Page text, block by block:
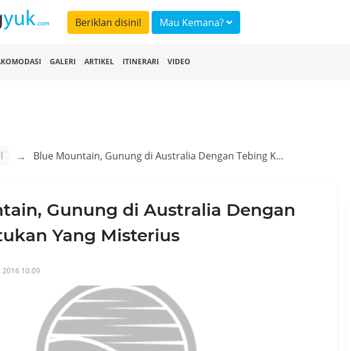
Beriklan disini! Mau Kemana?
GALERI ARTIKEL ITINERARI VIDEO
Blue Mountain, Gunung di Australia Dengan Tebing Kutukan Yang Misterius
Gunung di Australia Dengan
Yang Misterius
2016 10.09